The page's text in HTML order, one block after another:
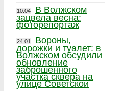
10.04
В Волжском
зацвела весна:
фоторепортаж
24.01
Вороны,
дорожки и туалет: в
Волжском обсудили
обновление
заброшенного
участка сквера на
улице Советской